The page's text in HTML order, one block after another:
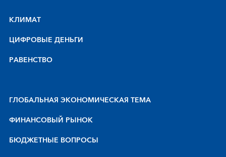
КЛИМАТ
ЦИФРОВЫЕ ДЕНЬГИ
РАВЕНСТВО
ГЛОБАЛЬНАЯ ЭКОНОМИЧЕСКАЯ ТЕМА
ФИНАНСОВЫЙ РЫНОК
БЮДЖЕТНЫЕ ВОПРОСЫ